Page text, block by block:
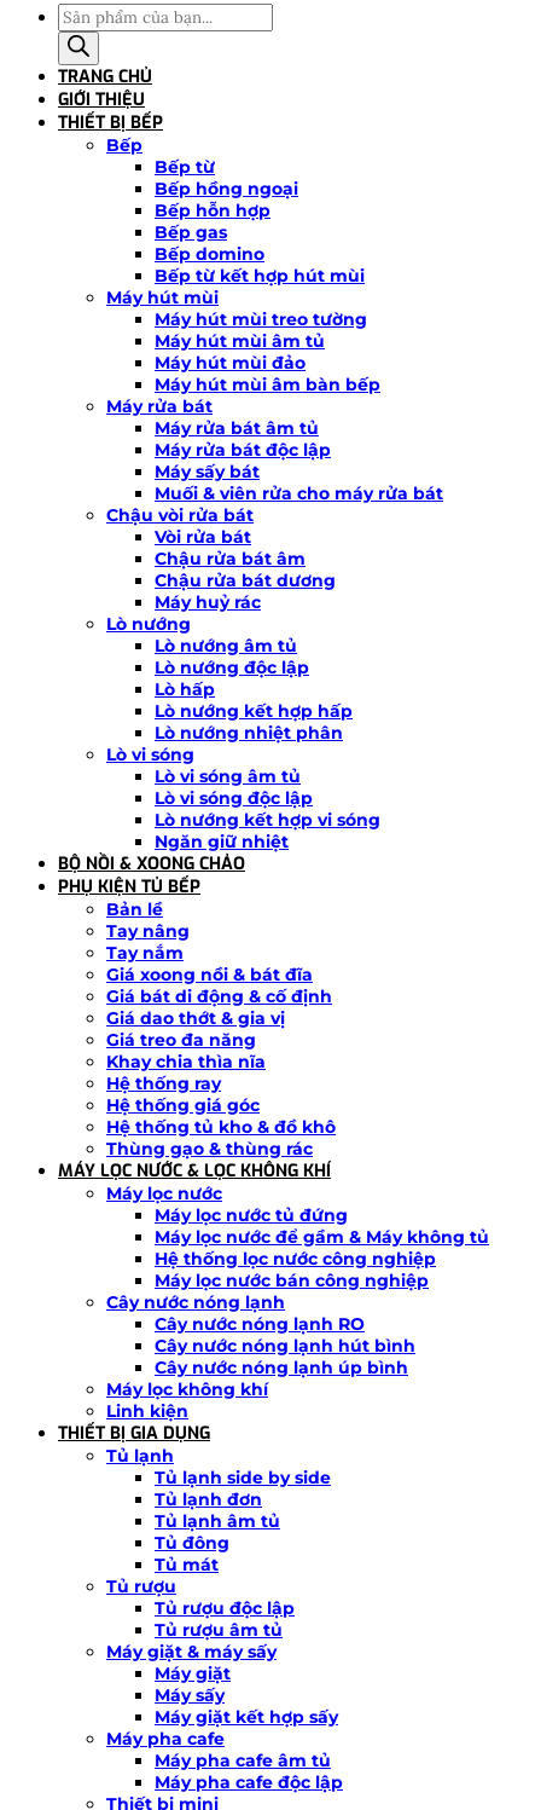
Tìm
kiếm
sản
phẩm
TRANG CHỦ
GIỚI THIỆU
THIẾT BỊ BẾP
Bếp
Bếp từ
Bếp hồng ngoại
Bếp hỗn hợp
Bếp gas
Bếp domino
Bếp từ kết hợp hút mùi
Máy hút mùi
Máy hút mùi treo tường
Máy hút mùi âm tủ
Máy hút mùi đảo
Máy hút mùi âm bàn bếp
Máy rửa bát
Máy rửa bát âm tủ
Máy rửa bát độc lập
Máy sấy bát
Muối & viên rửa cho máy rửa bát
Chậu vòi rửa bát
Vòi rửa bát
Chậu rửa bát âm
Chậu rửa bát dương
Máy huỷ rác
Lò nướng
Lò nướng âm tủ
Lò nướng độc lập
Lò hấp
Lò nướng kết hợp hấp
Lò nướng nhiệt phân
Lò vi sóng
Lò vi sóng âm tủ
Lò vi sóng độc lập
Lò nướng kết hợp vi sóng
Ngăn giữ nhiệt
BỘ NỒI & XOONG CHẢO
PHỤ KIỆN TỦ BẾP
Bản lề
Tay nâng
Tay nắm
Giá xoong nồi & bát đĩa
Giá bát di động & cố định
Giá dao thớt & gia vị
Giá treo đa năng
Khay chia thìa nĩa
Hệ thống ray
Hệ thống giá góc
Hệ thống tủ kho & đồ khô
Thùng gạo & thùng rác
MÁY LỌC NƯỚC & LỌC KHÔNG KHÍ
Máy lọc nước
Máy lọc nước tủ đứng
Máy lọc nước để gầm & Máy không tủ
Hệ thống lọc nước công nghiệp
Máy lọc nước bán công nghiệp
Cây nước nóng lạnh
Cây nước nóng lạnh RO
Cây nước nóng lạnh hút bình
Cây nước nóng lạnh úp bình
Máy lọc không khí
Linh kiện
THIẾT BỊ GIA DỤNG
Tủ lạnh
Tủ lạnh side by side
Tủ lạnh đơn
Tủ lạnh âm tủ
Tủ đông
Tủ mát
Tủ rượu
Tủ rượu độc lập
Tủ rượu âm tủ
Máy giặt & máy sấy
Máy giặt
Máy sấy
Máy giặt kết hợp sấy
Máy pha cafe
Máy pha cafe âm tủ
Máy pha cafe độc lập
Thiết bị mini